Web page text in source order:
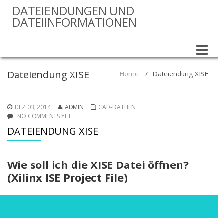
DATEIENDUNGEN UND
DATEIINFORMATIONEN
Toggle
Dateiendung XISE Home / Dateiendung XISE
DEZ 03, 2014 ADMIN
CAD-DATEIEN
NO COMMENTS YET
DATEIENDUNG XISE
Wie soll ich die XISE Datei öffnen?
(Xilinx ISE Project File)